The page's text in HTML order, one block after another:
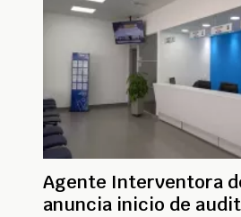
Agente Interventora
anuncia inicio de